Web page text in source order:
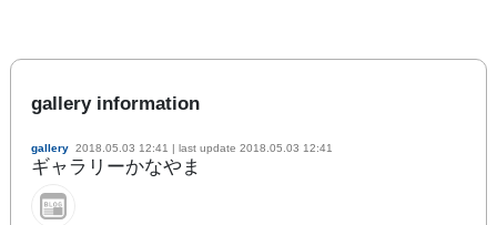
gallery information
gallery 2018.05.03 12:41 | last update 2018.05.03 12:41
ギャラリーかなやま